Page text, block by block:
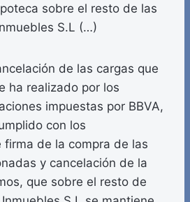
sobre el resto de las
S.L (…)
de las cargas que
ha realizado por los
impuestas por BBVA,
con los
firma de la compra de las
y cancelación de la
que sobre el resto de